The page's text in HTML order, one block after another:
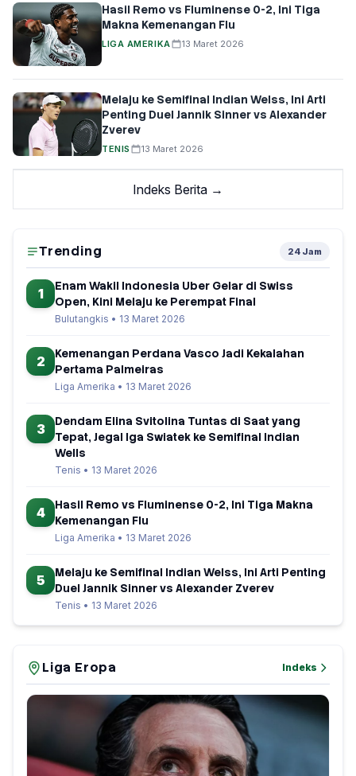
Hasil Remo vs Fluminense 0-2, Ini Tiga
Makna Kemenangan Flu
LIGA AMERIKA 13 Maret 2026
Melaju ke Semifinal Indian Welss, Ini Arti
Penting Duel Jannik Sinner vs Alexander
Zverev
TENIS 13 Maret 2026
Indeks Berita →
Trending 24 Jam
1
Enam Wakil Indonesia Uber Gelar di Swiss
Open, Kini Melaju ke Perempat Final
Bulutangkis • 13 Maret 2026
2
Kemenangan Perdana Vasco Jadi Kekalahan
Pertama Palmeiras
Liga Amerika • 13 Maret 2026
3
Dendam Elina Svitolina Tuntas di Saat yang
Tepat, Jegal Iga Swiatek ke Semifinal Indian
Wells
Tenis • 13 Maret 2026
4
Hasil Remo vs Fluminense 0-2, Ini Tiga Makna
Kemenangan Flu
Liga Amerika • 13 Maret 2026
5
Melaju ke Semifinal Indian Welss, Ini Arti Penting
Duel Jannik Sinner vs Alexander Zverev
Tenis • 13 Maret 2026
Liga Eropa Indeks